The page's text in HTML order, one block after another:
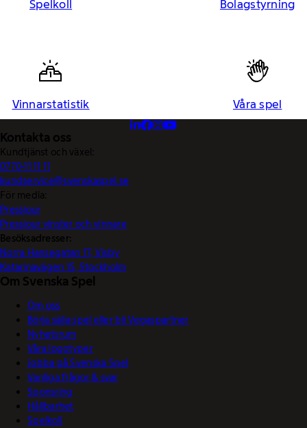
Spelkoll Bolagstyrning
Vinnarstatistik Våra spel
Kontakta oss
Kundtjänst och växel:
0770-11 11 11
kundservice@svenskaspel.se
För media:
Pressjour
Pressjour vinster och vinnare
Besöksadresser:
Norra Hansegatan 17, Visby
Katarinavägen 15, Stockholm
Om Svenska Spel
Om oss
Börja sälja spel eller bli Vegaspartner
Nyhetsrum
Våra logotyper
Jobba på Svenska Spel
Vanliga frågor & svar
Sponsring
Hållbarhet
Spelkoll